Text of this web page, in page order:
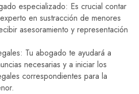
especializado: Es crucial contar
en sustracción de menores
asesoramiento y representación
Tu abogado te ayudará a
necesarias y a iniciar los
correspondientes para la